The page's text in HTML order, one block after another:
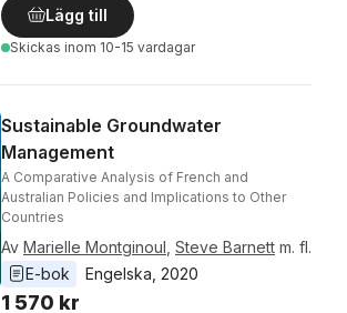
Lägg till
Skickas inom 10-15 vardagar
Sustainable Groundwater
Management
A Comparative Analysis of French and
Australian Policies and Implications to Other
Countries
Av Marielle Montginoul Steve Barnett m. fl.
E-bok
Engelska 2020
1 570 kr